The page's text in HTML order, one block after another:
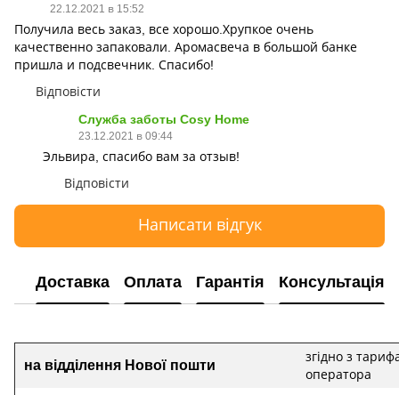
22.12.2021 в 15:52
Получила весь заказ, все хорошо.Хрупкое очень
качественно запаковали. Аромасвеча в большой банке
пришла и подсвечник. Спасибо!
Відповісти
Служба заботы Сosy Home
23.12.2021 в 09:44
Эльвира, спасибо вам за отзыв!
Відповісти
Написати відгук
Доставка Оплата Гарантія Консультація
на відділення Нової пошти
згідно з
оператора